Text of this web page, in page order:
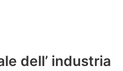
dell’ industria